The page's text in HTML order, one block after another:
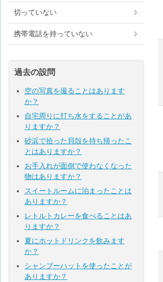
切っていない
携帯電話を持っていない
過去の設問
空の写真を撮ることはあります
か？
自宅周りに打ち水をすることがあ
りますか？
砂浜で拾った貝殻を持ち帰ったこ
とはありますか？
お手入れが面倒で使わなくなった
物はありますか？
スイートルームに泊まったことは
ありますか？
レトルトカレーを食べることはあ
りますか？
夏にホットドリンクを飲みます
か？
シャンプーハットを使ったことが
ありますか？